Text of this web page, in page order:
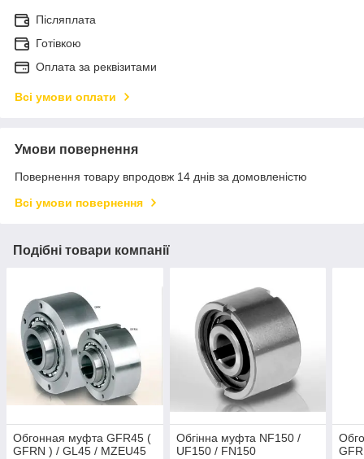
Післяплата
Готівкою
Оплата за реквізитами
Всі умови оплати
Умови повернення
Повернення товару впродовж 14 днів за домовленістю
Всі умови повернення
Подібні товари компанії
Обгонная муфта GFR45 (
GFRN ) / GL45 / MZEU45
Обгінна муфта NF150 /
UF150 / FN150